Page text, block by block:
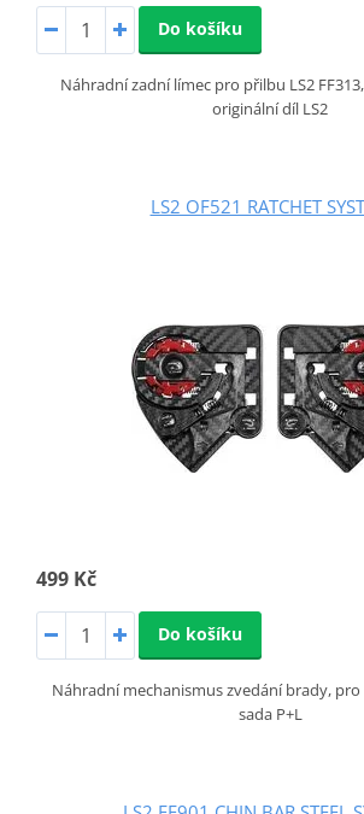
Do košíku
Náhradní zadní límec pro přilbu LS2
originální díl LS2
LS2 OF521 RATCHET
499 Kč
Do košíku
Náhradní mechanismus zvedání brady, pro
sada P+L